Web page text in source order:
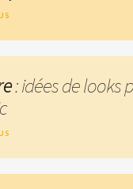
: idées de looks